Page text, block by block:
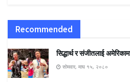
Recommended
सिद्धार्थ र संजीतलाई
सोमवार, माघ १५, २०८०